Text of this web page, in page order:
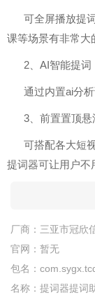
可全屏播放提
课等场景有非常大
2、AI智能提词
通过内置ai分
3、前置置顶悬
可搭配各大短
提词器可让用户不
厂商： 三亚市冠欣
官网： 暂无
包名：
名称： 提词器提词